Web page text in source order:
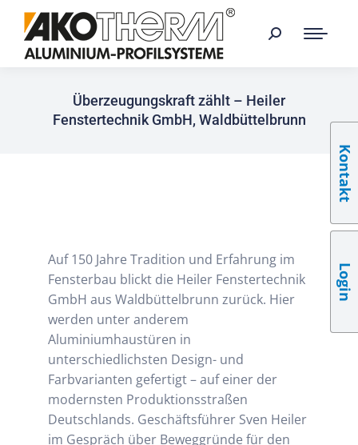
Überzeugungskraft zählt – Heiler
Fenstertechnik GmbH, Waldbüttelbrunn
Auf 150 Jahre Tradition und Erfahrung im
Fensterbau blickt die Heiler Fenstertechnik
GmbH aus Waldbüttelbrunn zurück. Hier
werden unter anderem
Aluminiumhaustüren in
unterschiedlichsten Design- und
Farbvarianten gefertigt – auf einer der
modernsten Produktionsstraßen
Deutschlands. Geschäftsführer Sven Heiler
im Gespräch über Beweggründe für den
Kontakt
Login